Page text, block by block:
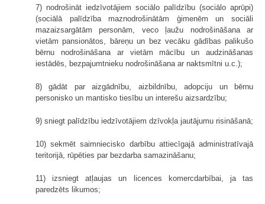
7) nodrošināt iedzīvotājiem sociālo palīdzību (sociālo aprūpi)
(sociālā palīdzība maznodrošinātām ģimenēm un sociāli
mazaizsargātām personām, veco ļaužu nodrošināšana ar
vietām pansionātos, bāreņu un bez vecāku gādības palikušo
bērnu nodrošināšana ar vietām mācību un audzināšanas
iestādēs, bezpajumtnieku nodrošināšana ar naktsmītni u.c.);
8) gādāt par aizgādnību, aizbildnību, adopciju un bērnu
personisko un mantisko tiesību un interešu aizsardzību;
9) sniegt palīdzību iedzīvotājiem dzīvokļa jautājumu risināšanā;
10) sekmēt saimniecisko darbību attiecīgajā administratīvajā
teritorijā, rūpēties par bezdarba samazināšanu;
11) izsniegt atļaujas un licences komercdarbībai, ja tas
paredzēts likumos;